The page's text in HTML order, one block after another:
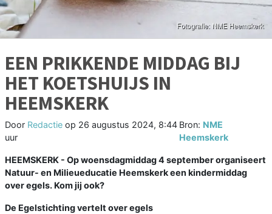
EEN PRIKKENDE MIDDAG BIJ
HET KOETSHUIJS IN
HEEMSKERK
Door Redactie op 26 augustus 2024, 8:44
uur
Bron: NME
Heemskerk
HEEMSKERK - Op woensdagmiddag 4 september organiseert
Natuur- en Milieueducatie Heemskerk een kindermiddag
over egels. Kom jij ook?
De Egelstichting vertelt over egels